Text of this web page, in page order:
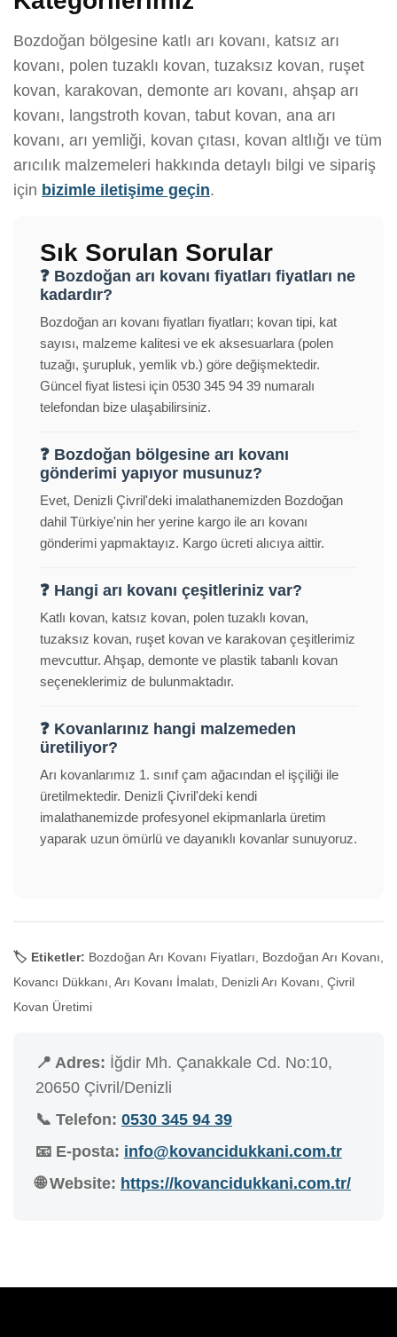
Bozdoğan bölgesine katlı arı kovanı, katsız arı
kovanı, polen tuzaklı kovan, tuzaksız kovan, ruşet
kovan, karakovan, demonte arı kovanı, ahşap arı
kovanı, langstroth kovan, tabut kovan, ana arı
kovanı, arı yemliği, kovan çıtası, kovan altlığı ve tüm
arıcılık malzemeleri hakkında detaylı bilgi ve sipariş
için bizimle iletişime geçin.
Sık Sorulan Sorular
❓ Bozdoğan arı kovanı fiyatları fiyatları ne
kadardır?
Bozdoğan arı kovanı fiyatları fiyatları; kovan tipi, kat
sayısı, malzeme kalitesi ve ek aksesuarlara (polen
tuzağı, şurupluk, yemlik vb.) göre değişmektedir.
Güncel fiyat listesi için 0530 345 94 39 numaralı
telefondan bize ulaşabilirsiniz.
❓ Bozdoğan bölgesine arı kovanı
gönderimi yapıyor musunuz?
Evet, Denizli Çivril'deki imalathanemizden Bozdoğan
dahil Türkiye'nin her yerine kargo ile arı kovanı
gönderimi yapmaktayız. Kargo ücreti alıcıya aittir.
❓ Hangi arı kovanı çeşitleriniz var?
Katlı kovan, katsız kovan, polen tuzaklı kovan,
tuzaksız kovan, ruşet kovan ve karakovan çeşitlerimiz
mevcuttur. Ahşap, demonte ve plastik tabanlı kovan
seçeneklerimiz de bulunmaktadır.
❓ Kovanlarınız hangi malzemeden
üretiliyor?
Arı kovanlarımız 1. sınıf çam ağacından el işçiliği ile
üretilmektedir. Denizli Çivril'deki kendi
imalathanemizde profesyonel ekipmanlarla üretim
yaparak uzun ömürlü ve dayanıklı kovanlar sunuyoruz.
🏷️ Etiketler: Bozdoğan Arı Kovanı Fiyatları, Bozdoğan Arı Kovanı,
Kovancı Dükkanı, Arı Kovanı İmalatı, Denizli Arı Kovanı, Çivril
Kovan Üretimi
📍 Adres: İğdir Mh. Çanakkale Cd. No:10,
20650 Çivril/Denizli
📞 Telefon: 0530 345 94 39
📧 E-posta: info@kovancidukkani.com.tr
🌐 Website: https://kovancidukkani.com.tr/